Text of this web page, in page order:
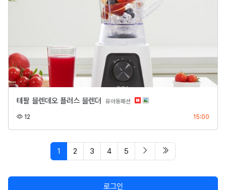
테팔 블렌데오 플러스 블렌더 유아동패션 분류
12 15:00
1 페이지 현재
2 3 4 5 다음 페이지
로그인